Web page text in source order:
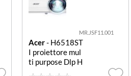
MR.JSF11.001
Acer- H6518ST
I proiettore mul
ti purpose Dlp H
6518STI